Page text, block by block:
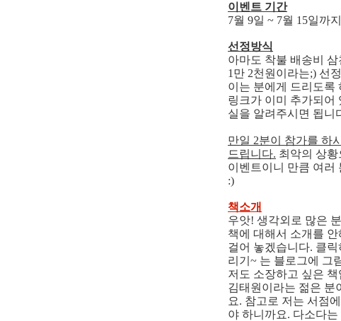
이벤트 기간
7월 9일 ~ 7월 15일까
선정방식
아마도 착불 배송비
1만 2천원이라는;) 선
이는 분에게 드리도록
링크가 이미 추가되어
실을 알려주시면 됩니
만일 2분이 참가를 하
드립니다. 최악의 상
이벤트이니 만큼 여러
:)
책소개
우앗! 생각외로 많은
책에 대해서 소개를
걸어 놓겠습니다. 클
리기~ 는 블로그에 그
저도 소장하고 싶은
김태원이라는 젊은 분
요. 참고로 저는 서점
야 하니까요. 다소다